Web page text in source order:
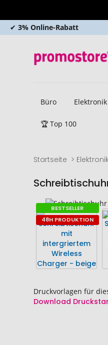
✔ 3% Online-Rabatt
Büro Elektronik
🏆 Top 100
Startseite Elektronik
Zum
Ende
der
Bildgalerie
springen
Druckvorlagen für
Download
Zum
Anfang
der
Bildgalerie
springen
BESTSELLER
48H PRODUKTION